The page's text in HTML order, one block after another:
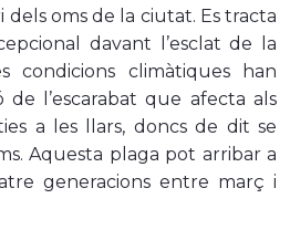
oms de la ciutat. Es tracta
davant l’esclat de la
condicions climàtiques han
de l’escarabat que afecta als
a les llars, doncs de dit se
Aquesta plaga pot arribar a
generacions entre març i